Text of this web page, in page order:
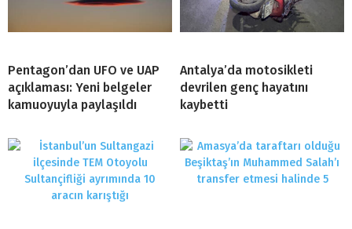
Pentagon’dan UFO ve UAP
açıklaması: Yeni belgeler
kamuoyuyla paylaşıldı
Antalya’da motosikleti
devrilen genç hayatını
kaybetti